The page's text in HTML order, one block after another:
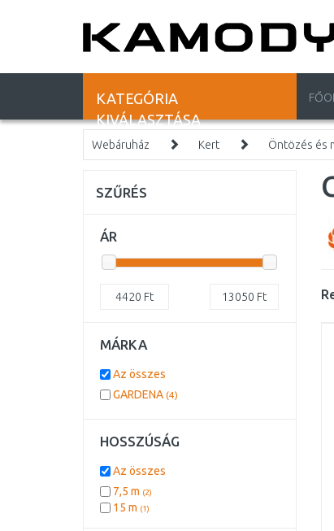
KATEGÓRIA
KIVÁLASZTÁSA
Webáruház Kert Öntözés és
SZŰRÉS
ÁR
4420 Ft 13050 Ft
MÁRKA
Az összes
GARDENA (4)
HOSSZÚSÁG
Az összes
7,5 m (2)
15 m (1)